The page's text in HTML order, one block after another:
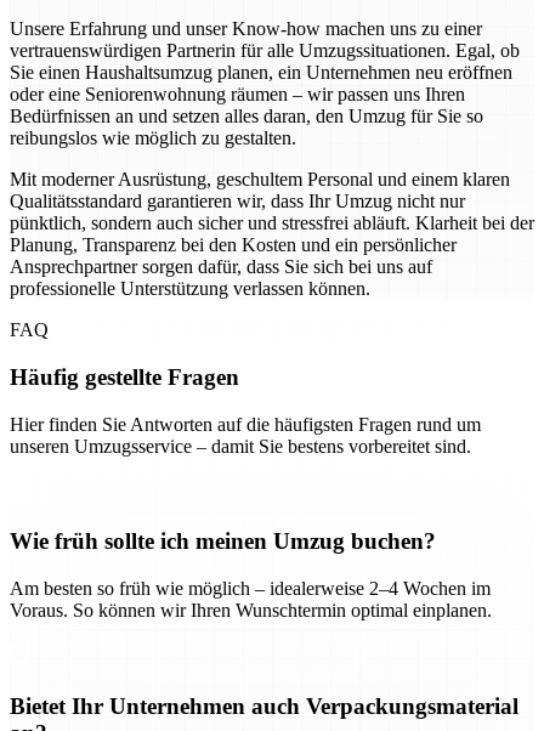
Unsere Erfahrung und unser Know-how machen uns zu einer
vertrauenswürdigen Partnerin für alle Umzugssituationen. Egal, ob
Sie einen Haushaltsumzug planen, ein Unternehmen neu eröffnen
oder eine Seniorenwohnung räumen – wir passen uns Ihren
Bedürfnissen an und setzen alles daran, den Umzug für Sie so
reibungslos wie möglich zu gestalten.
Mit moderner Ausrüstung, geschultem Personal und einem klaren
Qualitätsstandard garantieren wir, dass Ihr Umzug nicht nur
pünktlich, sondern auch sicher und stressfrei abläuft. Klarheit bei der
Planung, Transparenz bei den Kosten und ein persönlicher
Ansprechpartner sorgen dafür, dass Sie sich bei uns auf
professionelle Unterstützung verlassen können.
FAQ
Häufig gestellte Fragen
Hier finden Sie Antworten auf die häufigsten Fragen rund um
unseren Umzugsservice – damit Sie bestens vorbereitet sind.
Wie früh sollte ich meinen Umzug buchen?
Am besten so früh wie möglich – idealerweise 2–4 Wochen im
Voraus. So können wir Ihren Wunschtermin optimal einplanen.
Bietet Ihr Unternehmen auch Verpackungsmaterial